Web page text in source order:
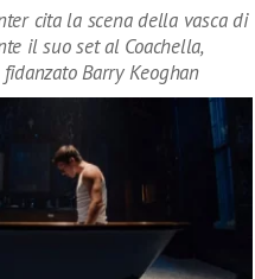
cita la scena della vasca di
il suo set al Coachella,
Barry Keoghan